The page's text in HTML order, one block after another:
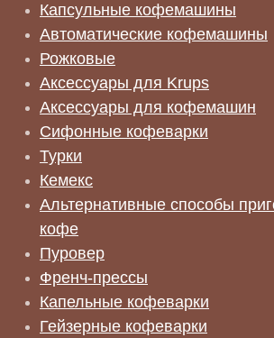
Капсульные кофемашины
Автоматические кофемашины
Рожковые
Аксессуары для Krups
Аксессуары для кофемашин
Сифонные кофеварки
Турки
Кемекс
Альтернативные способы
кофе
Пуровер
Френч-прессы
Капельные кофеварки
Гейзерные кофеварки